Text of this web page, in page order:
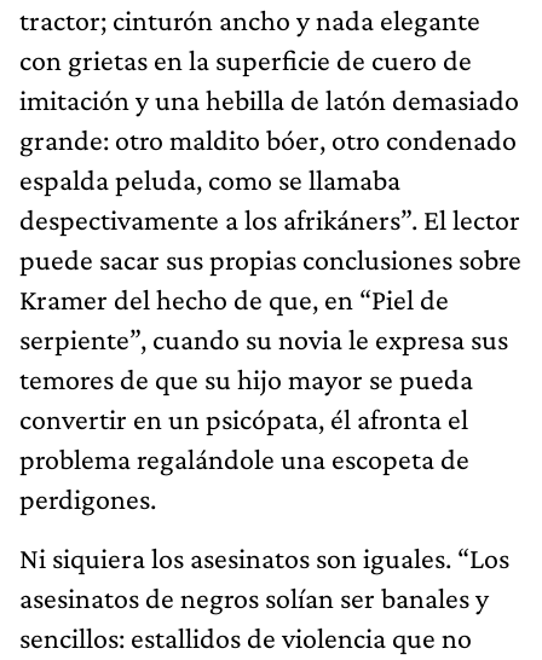
tractor; cinturón ancho y nada elegante
con grietas en la superficie de cuero de
imitación y una hebilla de latón demasiado
grande: otro maldito bóer, otro condenado
espalda peluda, como se llamaba
despectivamente a los afrikáners”. El lector
puede sacar sus propias conclusiones sobre
Kramer del hecho de que, en “Piel de
serpiente”, cuando su novia le expresa sus
temores de que su hijo mayor se pueda
convertir en un psicópata, él afronta el
problema regalándole una escopeta de
perdigones.
Ni siquiera los asesinatos son iguales. “Los
asesinatos de negros solían ser banales y
sencillos: estallidos de violencia que no